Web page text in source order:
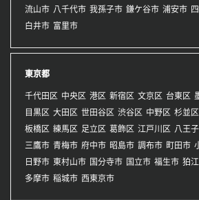
流山市 八千代市 我孫子市 鎌ケ谷市 浦安市
白井市 富里市
東京都
千代田区 中央区 港区 新宿区 文京区 台東区
目黒区 大田区 世田谷区 渋谷区 中野区 杉並区
板橋区 練馬区 足立区 葛飾区 江戸川区 八王
三鷹市 青梅市 府中市 昭島市 調布市 町田市
日野市 東村山市 国分寺市 国立市 福生市 狛
多摩市 稲城市 西東京市